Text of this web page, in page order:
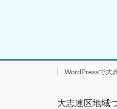
WordPressで大
大志連区地域